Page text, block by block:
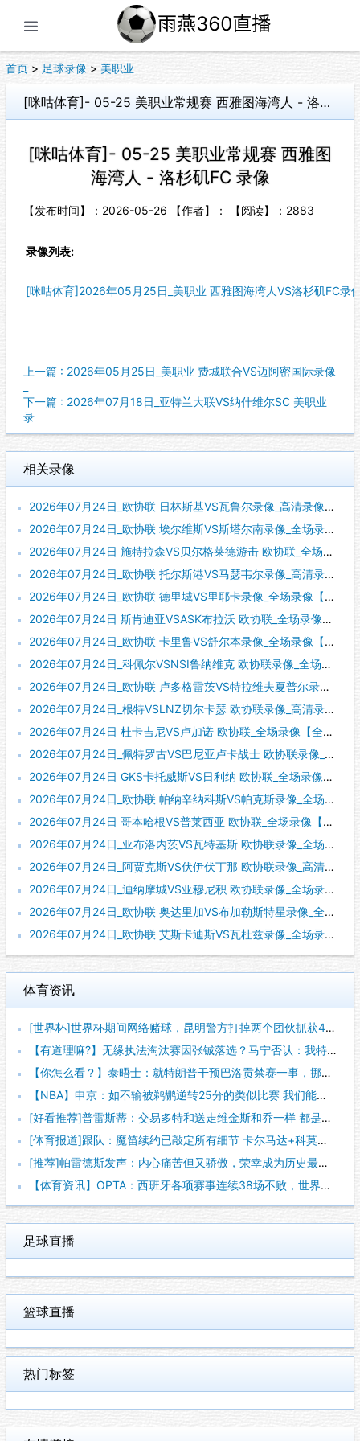
首页 > 足球录像 > 美职业
[咪咕体育]- 05-25 美职业常规赛 西雅图海湾人 - 洛杉矶FC 录像
[咪咕体育]- 05-25 美职业常规赛 西雅图
海湾人 - 洛杉矶FC 录像
【发布时间】：2026-05-26 【作者】： 【阅读】： 2883
录像列表:
[咪咕体育]2026年05月25日_美职业 西雅图海湾人VS洛杉矶FC录
上一篇 : 2026年05月25日_美职业 费城联合VS迈阿密国际录像
下一篇 : 2026年07月18日_亚特兰大联VS纳什维尔SC 美职业
录
相关录像
2026年07月24日_欧协联 日林斯基VS瓦鲁尔录像_高清录像【全场回放】
2026年07月24日_欧协联 埃尔维斯VS斯塔尔南录像_全场录像【全场回放】
2026年07月24日 施特拉森VS贝尔格莱德游击 欧协联_全场录像【全场回放】
2026年07月24日_欧协联 托尔斯港VS马瑟韦尔录像_高清录像【全场回放】
2026年07月24日_欧协联 德里城VS里耶卡录像_全场录像【高清回放】
2026年07月24日 斯肯迪亚VSASK布拉沃 欧协联_全场录像【全场回放】
2026年07月24日_欧协联 卡里鲁VS舒尔本录像_全场录像【高清回放】
2026年07月24日_科佩尔VSNSI鲁纳维克 欧协联录像_全场录像【视频集锦】
2026年07月24日_欧协联 卢多格雷茨VS特拉维夫夏普尔录像_高清录像【全场回放】
2026年07月24日_根特VSLNZ切尔卡瑟 欧协联录像_高清录像【全场回放】
2026年07月24日 杜卡吉尼VS卢加诺 欧协联_全场录像【全场回放】
2026年07月24日_佩特罗古VS巴尼亚卢卡战士 欧协联录像_全场录像【全场回放】
2026年07月24日 GKS卡托威斯VS日利纳 欧协联_全场录像【视频集锦】
2026年07月24日_欧协联 帕纳辛纳科斯VS帕克斯录像_全场录像【高清回放】
2026年07月24日 哥本哈根VS普莱西亚 欧协联_全场录像【视频集锦】
2026年07月24日_亚布洛内茨VS瓦特基斯 欧协联录像_全场录像【视频集锦】
2026年07月24日_阿贾克斯VS伏伊伏丁那 欧协联录像_高清录像【全场回放】
2026年07月24日_迪纳摩城VS亚穆尼积 欧协联录像_全场录像【高清回放】
2026年07月24日_欧协联 奥达里加VS布加勒斯特星录像_全场录像【高清回放】
2026年07月24日_欧协联 艾斯卡迪斯VS瓦杜兹录像_全场录像【视频集锦】
体育资讯
[世界杯]世界杯期间网络赌球，昆明警方打掉两个团伙抓获42人
【有道理嘛?】无缘执法淘汰赛因张铖落选？马宁否认：我特别清楚
【你怎么看？】泰晤士：就特朗普干预巴洛贡禁赛一事，挪威足协准
【NBA】申京：如不输被鹈鹕逆转25分的类似比赛 我们能拿下
[好看推荐]普雷斯蒂：交易多特和送走维金斯和乔一样 都是出于
[体育报道]跟队：魔笛续约已敲定所有细节 卡尔马达+科莫托也
[推荐]帕雷德斯发声：内心痛苦但又骄傲，荣幸成为历史最佳阿根
【体育资讯】OPTA：西班牙各项赛事连续38场不败，世界杯夺
足球直播
篮球直播
热门标签